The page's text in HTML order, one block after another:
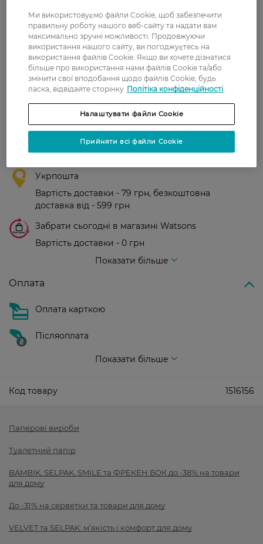
0
З 0 відгуків
0 відгуків
Нова пошта
У відділення Нової пошти - 99 грн,
безкоштовно від 699 грн
Укрпошта
Вартість доставки - 79 грн, безкоштовна
доставка від - 599 грн
Забрати сьогодні в магазині Watsons
Вартість доставки - 0 грн
Показати більше
Оплата
Оплата карткою
Післяоплата
Показати більше
Код товару 1516156
Паперові вироби
Туалетний папір
BAMBIK, SELPAK, SMILE та ФРЕКЕН БОК до -38% на товари
для дому
До -31% на серветки та товари для дому
VELVET та SELPAK: м’якість і комфорт для дому
Ми використовуємо файли Cookie, щоб забезпечити
правильну роботу нашого веб-сайту та надати вам
максимально зручні можливості. Продовжуючи
використання нашого сайту, ви погоджуєтесь на
використання файлів Cookie. Якщо ви хочете дізнатися
більше про використання нами файлів Cookie та/або
змінити свої вподобання щодо файлів Cookie, будь
ласка, відвідайте сторінку Політіка конфіденційності
Налаштувати файли Cookie
Прийняти всі файли Cookie